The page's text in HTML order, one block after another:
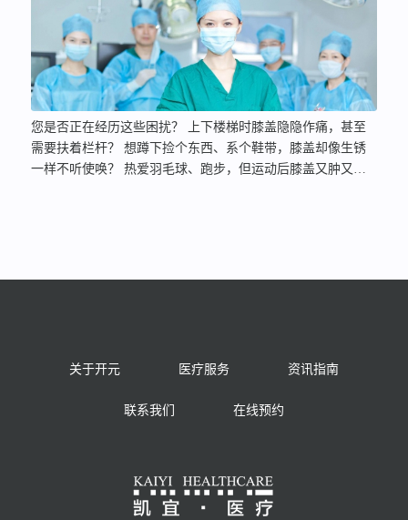
常、病毒性肝炎（乙肝、丙肝）、肝硬化，中西医结合护肝降
酶、抗纤维化。对胆囊炎、胆结石（非手术情况），中药利胆
消炎、调节代谢，缓解症状。03精于慢病调理：擅长中药缓解
更年期综合征（潮热失眠心烦）、调理冠心病稳定期、改善顽
固性失眠、扶助肿瘤术后/放化疗后体虚。尤擅运用中医膏方
一人一方，温和持久地滋补调理各类慢性病及亚健康。04兼顾
妇科： 对常见妇科疾病调理亦有丰富经验。王根娣医生诊疗
特色：中西医融会贯通：立足中医辨证论治根本，合理吸收现
代医学诊疗成果，取长补短，制定最优方案。注重整体调
解除病痛，恢复健康。 适合人群： …
您是否正在经历这些困扰？ 上下楼梯时膝盖隐隐作痛，甚至
需要扶着栏杆？ 想蹲下捡个东西、系个鞋带，膝盖却像生锈
一样不听使唤？ 热爱羽毛球、跑步，但运动后膝盖又肿又
射（富血小板血浆）： 利用您自身血液中的“修复因子”，促进
关节内损伤修复，缓解疼痛，延缓退变。 关节腔灌注治疗：
关于开元 医疗服务 资讯指南
联系我们 在线预约